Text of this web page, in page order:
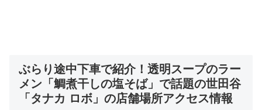
ぶらり途中下車で紹介！ 透明スープのラー
メン「鯛煮干しの塩そば」で話題の世田谷
「タナカ ロボ」 の店舗場所アクセス情報